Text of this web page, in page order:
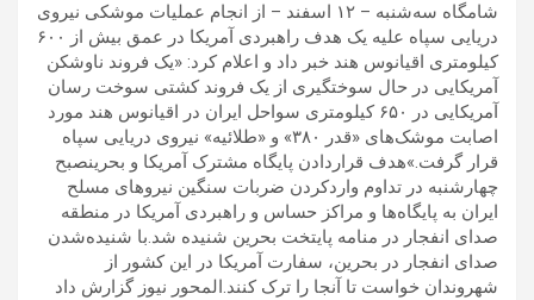
شامگاه سه‌شنبه – ۱۲ اسفند – از انجام عملیات موشکی نیروی
دریایی سپاه علیه یک هدف راهبردی آمریکا در عمق بیش از ۶۰۰
کیلومتری اقیانوس هند خبر داد و اعلام کرد: «یک فروند ناوشکن
آمریکایی در حال سوختگیری از یک فروند کشتی سوخت رسان
آمریکایی در ۶۵۰ کیلومتری سواحل ایران در اقیانوس هند مورد
اصابت موشک‌های «قدر ۳۸۰» و «طلائیه» نیروی دریایی سپاه
قرار گرفت.»هدف قراردادن پایگاه مشترک آمریکا و بحرینصبح
چهارشنبه در تداوم واردکردن ضربات سنگین نیروهای مسلح
ایران به پایگاه‌ها و مراکز حساس و راهبردی آمریکا در منطقه
صدای انفجار در منامه پایتخت بحرین شنیده شد.با شنیده‌شدن
صدای انفجار در بحرین، سفارت آمریکا در این کشور از
شهروندان خواست تا آنجا را ترک کنند.المحور نیوز گزارش داد